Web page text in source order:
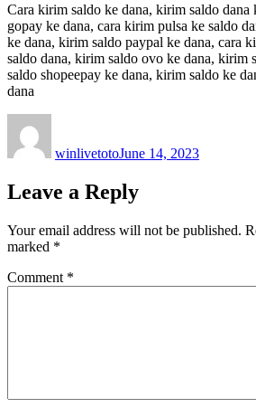
Cara kirim saldo ke dana, kirim saldo
gopay ke dana, cara kirim pulsa ke saldo
ke dana, kirim saldo paypal ke dana, cara
saldo dana, kirim saldo ovo ke dana, kirim
saldo shopeepay ke dana, kirim saldo ke
dana
winlivetotoJune 14, 2023
Leave a Reply
Your email address will not be published.
marked *
Comment *